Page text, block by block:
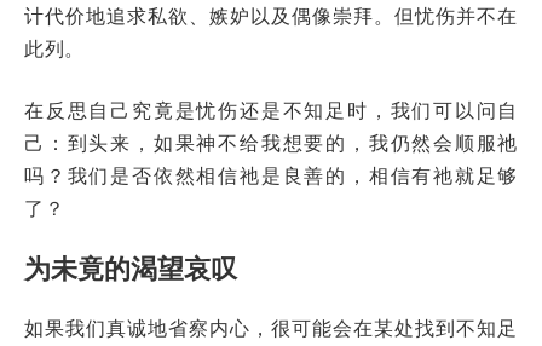
计代价地追求私欲、嫉妒以及偶像崇拜。但忧伤并不在
此列。
在反思自己究竟是忧伤还是不知足时，我们可以问自
己：到头来，如果神不给我想要的，我仍然会顺服祂
吗？我们是否依然相信祂是良善的，相信有祂就足够
了？
为未竟的渴望哀叹
如果我们真诚地省察内心，很可能会在某处找到不知足